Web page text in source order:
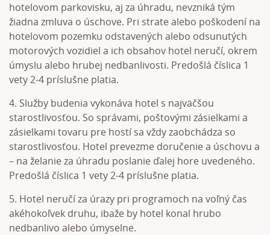
hotelovom parkovisku, aj za úhradu, nevzniká tým
žiadna zmluva o úschove. Pri strate alebo poškodení na
hotelovom pozemku odstavených alebo odsunutých
motorových vozidiel a ich obsahov hotel neručí, okrem
úmyslu alebo hrubej nedbanlivosti. Predošlá číslica 1
vety 2-4 príslušne platia.
4. Služby budenia vykonáva hotel s najväčšou
starostlivosťou. So správami, poštovými zásielkami a
zásielkami tovaru pre hostí sa vždy zaobchádza so
starostlivosťou. Hotel prevezme doručenie a úschovu a
– na želanie za úhradu poslanie ďalej hore uvedeného.
Predošlá číslica 1 vety 2-4 príslušne platia.
5. Hotel neručí za úrazy pri programoch na voľný čas
akéhokoľvek druhu, ibaže by hotel konal hrubo
nedbanlivo alebo úmyselne.